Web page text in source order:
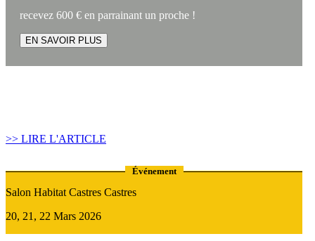
recevez 600 € en parrainant un proche !
EN SAVOIR PLUS
>> LIRE L'ARTICLE
Événement
Salon Habitat Castres Castres
20, 21, 22 Mars 2026